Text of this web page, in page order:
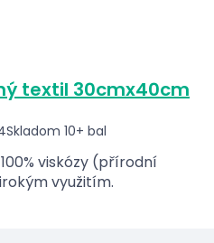
Perlan 45 - netkaný textil 30cmx40cm
Skladom 10+ bal
viskózy (přírodní
využitím.